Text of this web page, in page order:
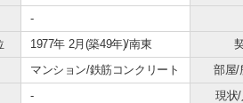
-
1977年 2月(築49年)/南東
マンション/鉄筋コンクリート 部屋/
- 現状/